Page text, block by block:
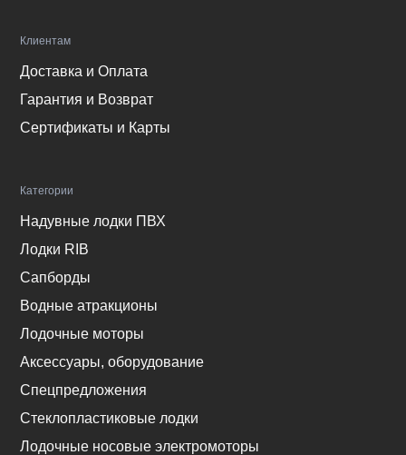
Клиентам
Доставка и Оплата
Гарантия и Возврат
Сертификаты и Карты
Категории
Надувные лодки ПВХ
Лодки RIB
Сапборды
Водные атракционы
Лодочные моторы
Аксессуары, оборудование
Спецпредложения
Стеклопластиковые лодки
Лодочные носовые электромоторы